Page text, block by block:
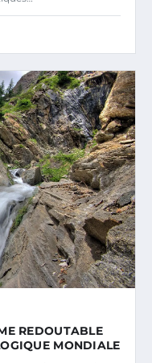
REDOUTABLE
MONDIALE